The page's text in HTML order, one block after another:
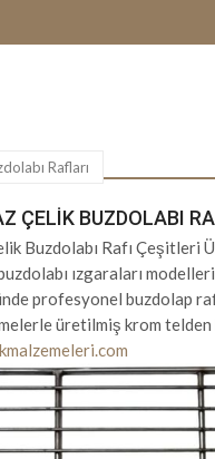
Rafları
ÇELIK BUZDOLABI
Buzdolabı Rafı Çeşitleri
ızgaraları
profesyonel buzdolap
üretilmiş krom telden